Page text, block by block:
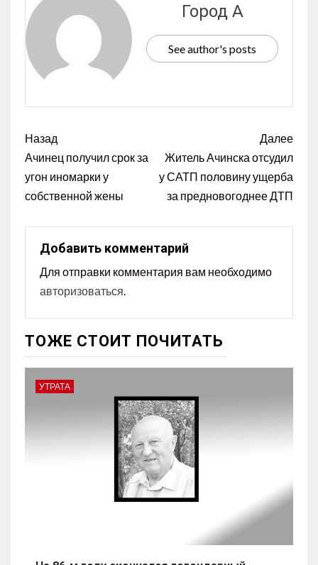
Город А
See author's posts
Назад
Ачинец получил срок за
угон иномарки у
собственной жены
Далее
Житель Ачинска отсудил
у САТП половину ущерба
за предновогоднее ДТП
Добавить комментарий
Для отправки комментария вам необходимо
авторизоваться.
ТОЖЕ СТОИТ ПОЧИТАТЬ
УТРАТА